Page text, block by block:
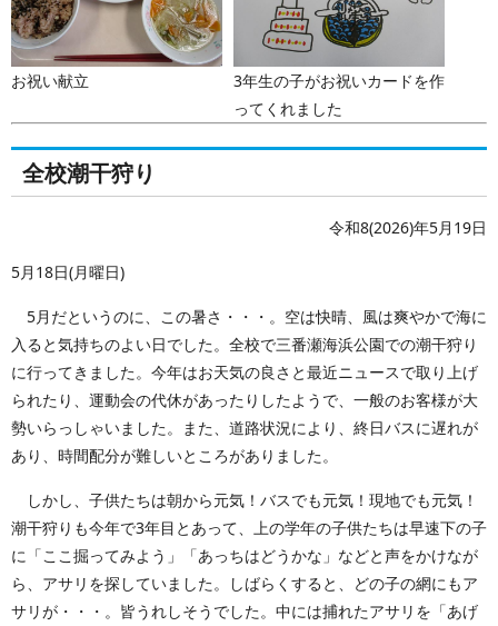
お祝い献立
3年生の子がお祝いカードを作
ってくれました
全校潮干狩り
令和8(2026)年5月19日
5月18日(月曜日)
5月だというのに、この暑さ・・・。空は快晴、風は爽やかで海に
入ると気持ちのよい日でした。全校で三番瀬海浜公園での潮干狩り
に行ってきました。今年はお天気の良さと最近ニュースで取り上げ
られたり、運動会の代休があったりしたようで、一般のお客様が大
勢いらっしゃいました。また、道路状況により、終日バスに遅れが
あり、時間配分が難しいところがありました。
しかし、子供たちは朝から元気！バスでも元気！現地でも元気！
潮干狩りも今年で3年目とあって、上の学年の子供たちは早速下の子
に「ここ掘ってみよう」「あっちはどうかな」などと声をかけなが
ら、アサリを探していました。しばらくすると、どの子の網にもア
サリが・・・。皆うれしそうでした。中には捕れたアサリを「あげ